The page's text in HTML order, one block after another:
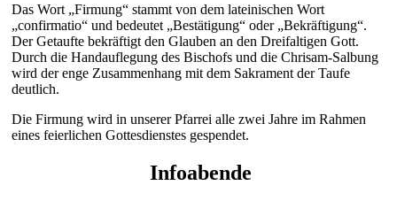
Das Wort „Firmung“ stammt von dem lateinischen Wort
„confirmatio“ und bedeutet „Bestätigung“ oder „Bekräftigung“.
Der Getaufte bekräftigt den Glauben an den Dreifaltigen Gott.
Durch die Handauflegung des Bischofs und die Chrisam-Salbung
wird der enge Zusammenhang mit dem Sakrament der Taufe
deutlich.
Die Firmung wird in unserer Pfarrei alle zwei Jahre im Rahmen
eines feierlichen Gottesdienstes gespendet.
Infoabende